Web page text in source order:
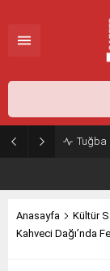
Anasayfa
Kültür
Kahveci Dağı’nda